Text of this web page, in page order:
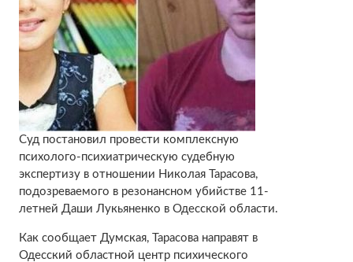
Суд постановил провести комплексную
психолого-психиатрическую судебную
экспертизу в отношении Николая Тарасова,
подозреваемого в резонансном убийстве 11-
летней Даши Лукьяненко в Одесской области.
Как сообщает Думская, Тарасова направят в
Одесский областной центр психического